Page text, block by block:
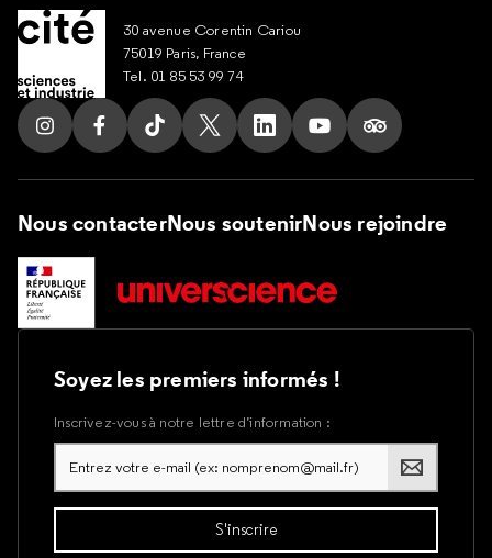
30 avenue Corentin Cariou
75019 Paris, France
Tel. 01 85 53 99 74
Suivez nous sur Instagram
Suivez nous sur Facebook
Suivez nous sur Tik Tok
Suivez nous sur X
Suivez nous sur LinkedIn
Suivez nous sur
Suivez nous
Nous contacterNous soutenirNous rejoindre
Soyez les premiers informés !
Inscrivez-vous à notre lettre d’information :